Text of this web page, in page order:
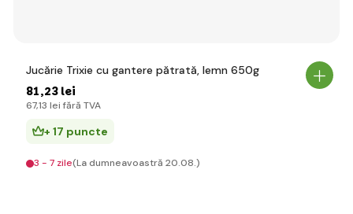
Jucărie Trixie cu gantere pătrată, lemn 650g
81,23 lei
67,13 lei fără TVA
+ 17 puncte
3 - 7 zile(La dumneavoastră 20.08.)